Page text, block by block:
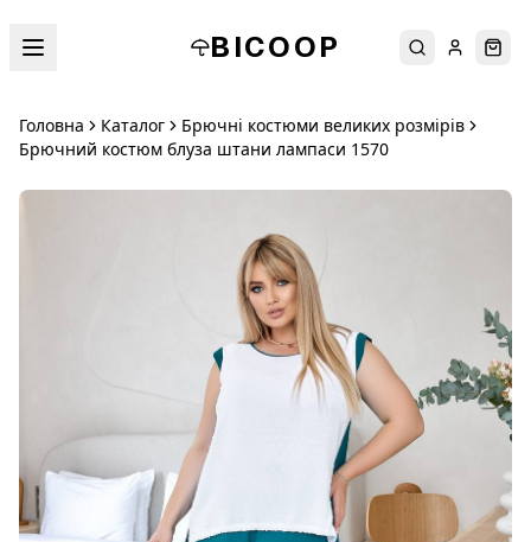
BICOOP ПошукУвійти
Головна Каталог
Брючні костюми великих розмірів
Брючний костюм блуза штани лампаси 1570